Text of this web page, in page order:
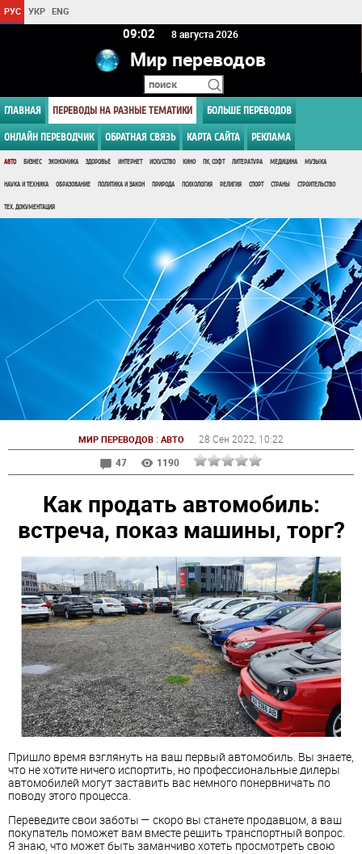
РУС УКР ENG
09 02 8 августа 2026
Мир переводов
ГЛАВНАЯ ПЕРЕВОДЫ НА РАЗНЫЕ ТЕМАТИКИ БОЛЬШЕ ПЕРЕВОДОВ
ОНЛАЙН ПЕРЕВОДЧИК ОБРАТНАЯ СВЯЗЬ КАРТА САЙТА РЕКЛАМА
АВТО БИЗНЕС ЭКОНОМИКА ЗДОРОВЬЕ ИНТЕРНЕТ ИСКУССТВО КИНО ПК, СОФТ ЛИТЕРАТУРА МЕДИЦИНА МУЗЫКА
НАУКА И ТЕХНИКА ОБРАЗОВАНИЕ ПОЛИТИКА И ЗАКОН ПРИРОДА ПСИХОЛОГИЯ РЕЛИГИЯ СПОРТ СТРАНЫ СТРОИТЕЛЬСТВО
ТЕХ. ДОКУМЕНТАЦИЯ
МИР ПЕРЕВОДОВ : АВТО 28 Сен 2022 , 10:22
47
1190
Как продать автомобиль:
встреча, показ машины, торг?
Пришло время взглянуть на ваш первый автомобиль. Вы знаете,
что не хотите ничего испортить, но профессиональные дилеры
автомобилей могут заставить вас немного понервничать по
поводу этого процесса.
Переведите свои заботы — скоро вы станете продавцом, а ваш
покупатель поможет вам вместе решить транспортный вопрос.
Я знаю, что может быть заманчиво хотеть просмотреть свою